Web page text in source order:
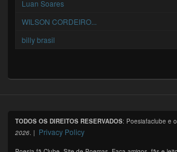
Luan Soares
WILSON CORDEIRO...
billy brasil
TODOS OS DIREITOS RESERVADOS: Poesiafaclube e
2026 . | Privacy Policy